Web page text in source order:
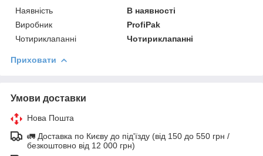
Наявність
В наявності
Виробник
ProfiPak
Чотириклапанні
Чотириклапанні
Приховати
Умови доставки
Нова Пошта
🚛 Доставка по Києву до під'їзду (від 150 до 550 грн /
безкоштовно від 12 000 грн)